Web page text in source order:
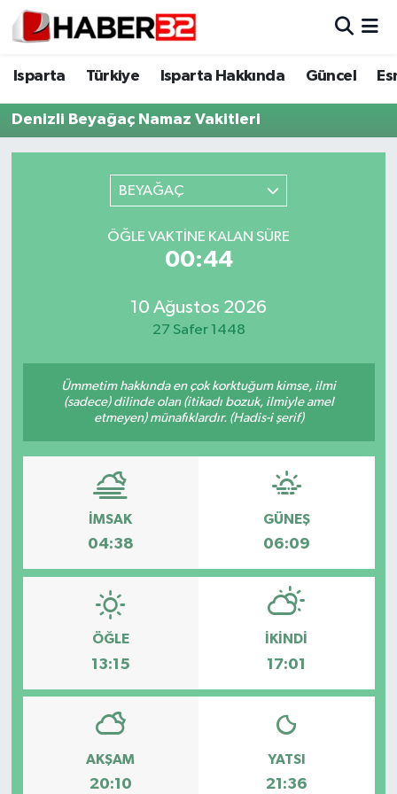
Isparta Türkiye Isparta Hakkında Güncel
Denizli Beyağaç Namaz Vakitleri
BEYAĞAÇ
ÖĞLE VAKTINE KALAN SÜRE
00:43
10 Ağustos 2026
27 Safer 1448
Ümmetim hakkında en çok korktuğum kimse, ilmi
(sadece) dilinde olan (itikadı bozuk, ilmiyle amel
etmeyen) münafıklardır. (Hadis-i şerif)
İMSAK
04:38
GÜNEŞ
06:09
ÖĞLE
13:15
İKINDI
17:01
AKŞAM
20:10
YATSI
21:36
Isparta
Isparta Hakkında
Esnaf Diyor ki;
BİLİM VE TEKNOLOJİ
Güncel
HABERDE İNSAN
KÜLTÜR SANAT
RESMİ İLANLAR
Isparta Nöbetçi Eczaneler
Isparta Hava Durumu
Isparta Trafik Yoğunluk Haritası
Süper Lig Puan Durumu ve Fikstür